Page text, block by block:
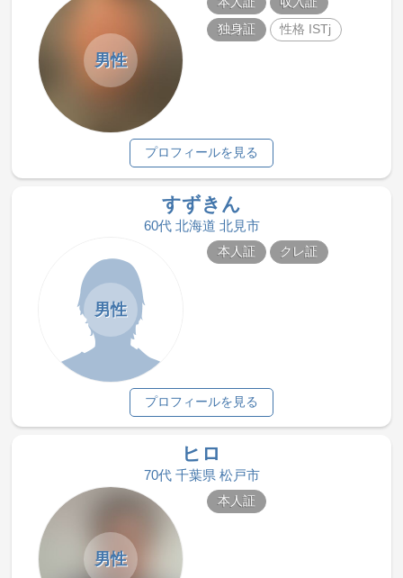
男性
独身証
性格 ISTj
プロフィールを見る
すずきん
60代 北海道 北見市
男性
本人証 クレ証
プロフィールを見る
ヒロ
70代 千葉県 松戸市
男性
本人証